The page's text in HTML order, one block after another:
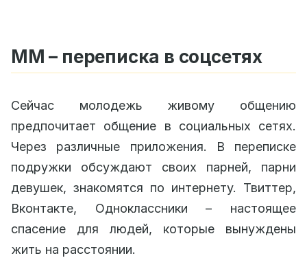
ММ – переписка в соцсетях
Сейчас молодежь живому общению
предпочитает общение в социальных сетях.
Через различные приложения. В переписке
подружки обсуждают своих парней, парни
девушек, знакомятся по интернету. Твиттер,
Вконтакте, Одноклассники – настоящее
спасение для людей, которые вынуждены
жить на расстоянии.